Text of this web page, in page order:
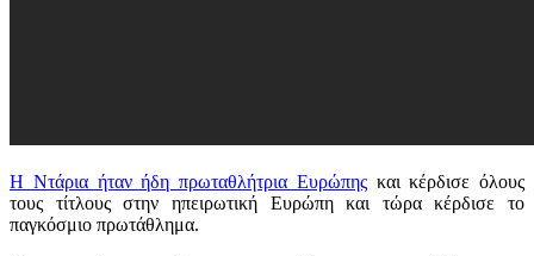
Η Ντάρια ήταν ήδη πρωταθλήτρια Ευρώπηςκαι κέρδισε όλους
τους τίτλους στην ηπειρωτική Ευρώπη και τώρα κέρδισε το
παγκόσμιο πρωτάθλημα.